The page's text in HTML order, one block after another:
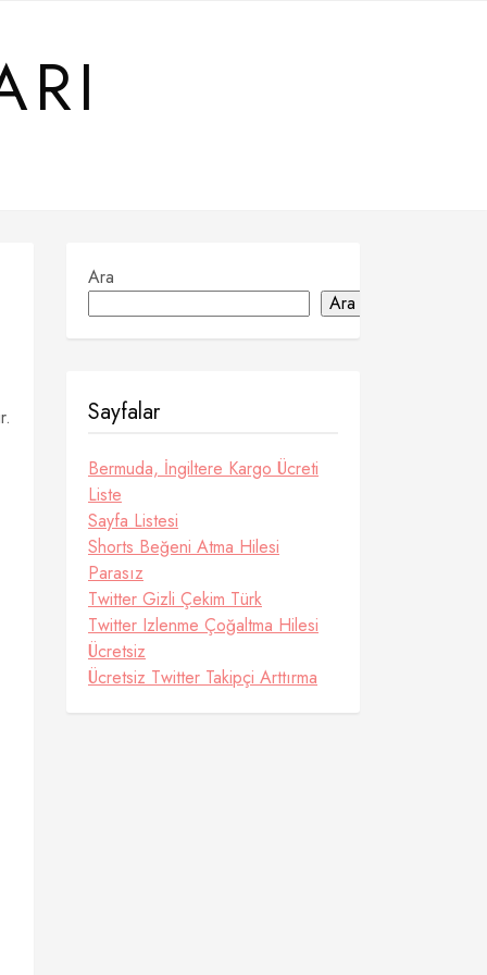
Ara
Ara
Sayfalar
Bermuda, İngiltere Kargo Ücreti
Liste
Sayfa Listesi
Shorts Beğeni Atma Hilesi
Parasız
Twitter Gizli Çekim Türk
Twitter Izlenme Çoğaltma Hilesi
Ücretsiz
Ücretsiz Twitter Takipçi Arttırma